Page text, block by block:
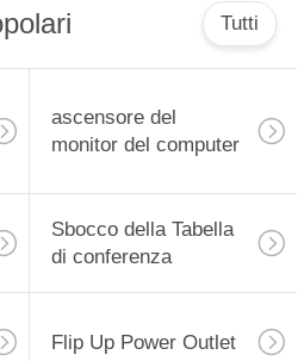
Tutti
ascensore del
monitor del computer
Sbocco della Tabella
di conferenza
Flip Up Power Outlet